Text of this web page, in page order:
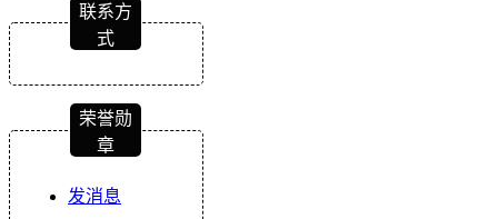
联系方
式
荣誉勋
章
发消息